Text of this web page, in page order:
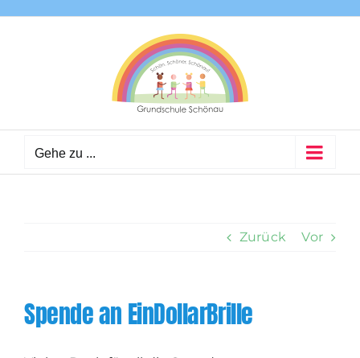
Gehe zu ...
Zurück Vor
Spende an EinDollarBrille